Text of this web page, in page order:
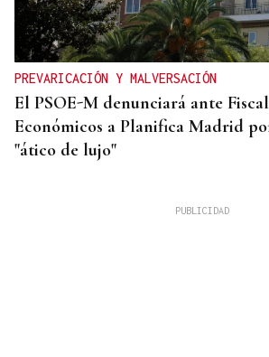
PREVARICACIÓN Y MALVERSACIÓN
El PSOE-M denunciará ante
Económicos a Planifica Madrid
"ático de lujo"